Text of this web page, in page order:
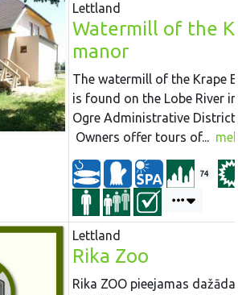
Lettland
Watermill of the
manor
The watermill of the Krape
is found on the Lobe River
Ogre Administrative District.
Owners offer tours of...
74
Lettland
Rika Zoo
Rika ZOO pieejamas